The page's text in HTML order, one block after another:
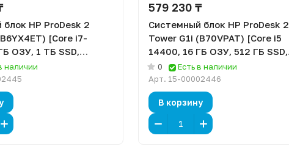
HP ProDesk 2
[Core i7-
ОЗУ, 1 ТБ SSD,
Pro]
наличии
579 230 ₸
Системный блок HP ProDesk 2
Tower G1i (B70VPAT) [Core i5
14400, 16 ГБ ОЗУ, 512 ГБ SSD,
DOS]
0
Есть в наличии
Арт. 15-00002446
В корзину